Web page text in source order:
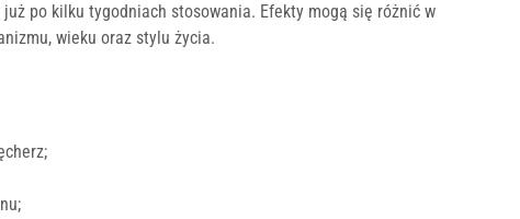
po kilku tygodniach stosowania. Efekty mogą się różnić w
wieku oraz stylu życia.